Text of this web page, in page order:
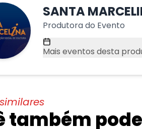
SANTA
Produtora do Evento
Mais eventos desta
também